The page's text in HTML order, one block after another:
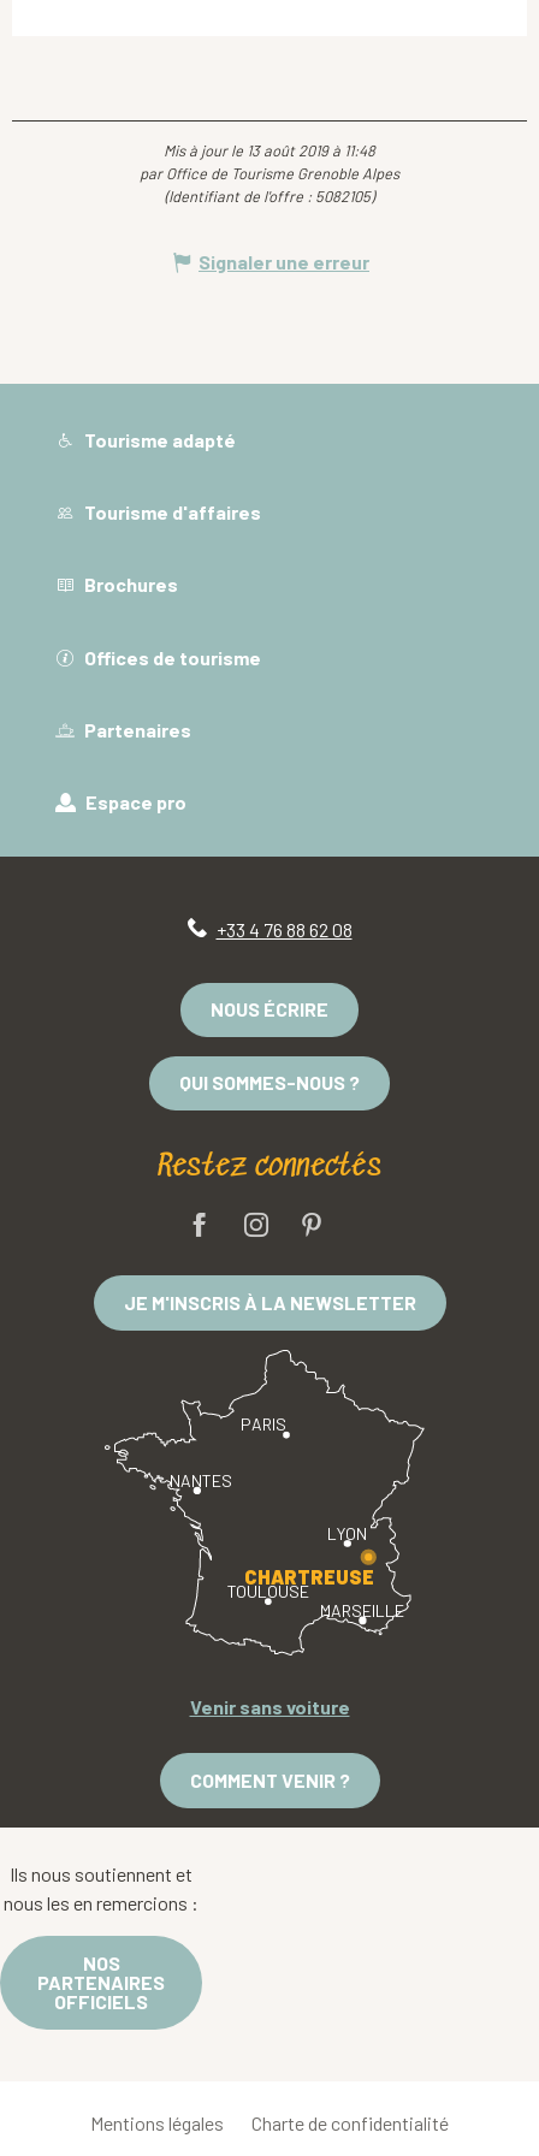
Mis à jour le 13 août 2019 à 11:48
par Office de Tourisme Grenoble Alpes
(Identifiant de l'offre : 5082105)
Signaler une erreur
Tourisme adapté
Tourisme d'affaires
Brochures
Offices de tourisme
Partenaires
Espace pro
+33 4 76 88 62 08
NOUS ÉCRIRE
QUI SOMMES-NOUS ?
Restez connectés
JE M'INSCRIS À LA NEWSLETTER
PARIS
LYON
TOULOUSE
MARSEILLE
NANTES
CHARTREUSE
Venir sans voiture
COMMENT VENIR ?
Ils nous soutiennent et
nous les en remercions :
NOS
PARTENAIRES
OFFICIELS
Mentions légales Charte de confidentialité